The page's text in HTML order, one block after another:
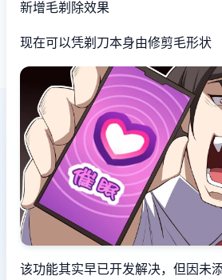
新增毛剃除效果
现在可以凭剃刀本身由修剪毛形状
该功能其实早已开发解决，但因未